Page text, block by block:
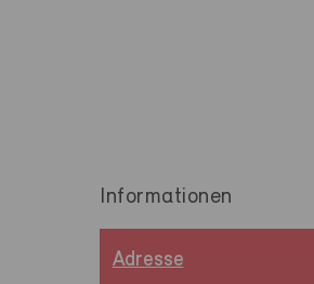
Informationen
Adresse